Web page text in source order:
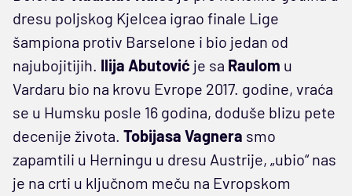
dresu poljskog Kjelcea igrao finale Lige
šampiona protiv Barselone i bio jedan od
najubojitijih. Ilija Abutović je sa Raulom u
Vardaru bio na krovu Evrope 2017. godine, vraća
se u Humsku posle 16 godina, doduše blizu pete
decenije života. Tobijasa Vagnera smo
zapamtili u Herningu u dresu Austrije, „ubio“ nas
je na crti u ključnom meču na Evropskom